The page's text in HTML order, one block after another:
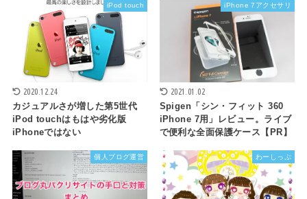
iPod touch
2020.12.24
カジュアルさが増した第5世代
iPod touchはもはや劣化版
iPhoneではない
iPhone 7アクセサリ
2021.01.02
Spigen「シン・フィット 360
iPhone 7用」レビュー。ライブ
で便利な全面保護ケース【PR】
個人ブログ運営 わーしっぷ